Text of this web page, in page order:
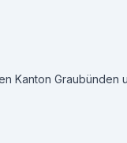
Kanton Graubünden